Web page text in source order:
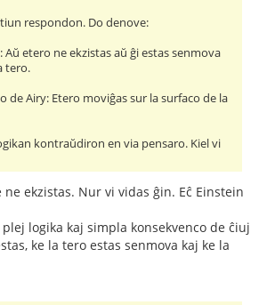
respondon. Do denove:
etero ne ekzistas aŭ ĝi estas senmova
tero.
de Airy: Etero moviĝas sur la surfaco de la
kontraŭdiron en via pensaro. Kiel vi
ekzistas. Nur vi vidas ĝin. Eĉ Einstein
logika kaj simpla konsekvenco de ĉiuj
ke la tero estas senmova kaj ke la